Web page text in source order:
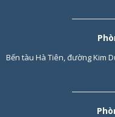
Bến tàu Hà Tiên, đường Kim